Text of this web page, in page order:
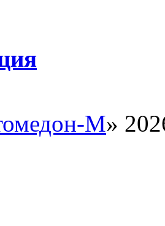
М»